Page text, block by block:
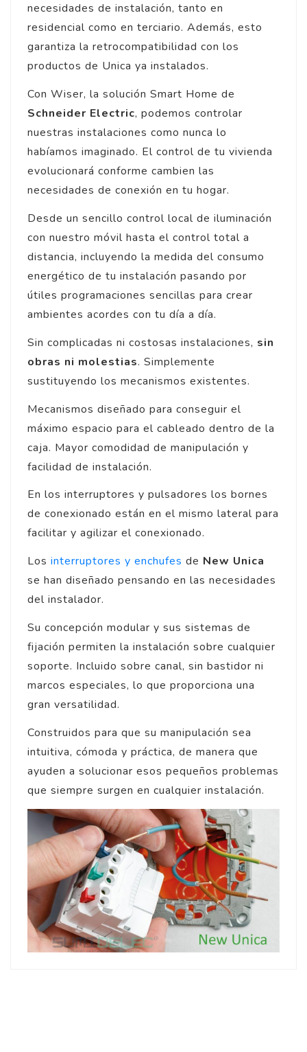
necesidades de instalación, tanto en
residencial como en terciario. Además, esto
garantiza la retrocompatibilidad con los
productos de Unica ya instalados.
Con Wiser, la solución Smart Home de
Schneider Electric, podemos controlar
nuestras instalaciones como nunca lo
habíamos imaginado. El control de tu vivienda
evolucionará conforme cambien las
necesidades de conexión en tu hogar.
Desde un sencillo control local de iluminación
con nuestro móvil hasta el control total a
distancia, incluyendo la medida del consumo
energético de tu instalación pasando por
útiles programaciones sencillas para crear
ambientes acordes con tu día a día.
Sin complicadas ni costosas instalaciones, sin
obras ni molestias. Simplemente
sustituyendo los mecanismos existentes.
Mecanismos diseñado para conseguir el
máximo espacio para el cableado dentro de la
caja. Mayor comodidad de manipulación y
facilidad de instalación.
En los interruptores y pulsadores los bornes
de conexionado están en el mismo lateral para
facilitar y agilizar el conexionado.
Los interruptores y enchufes de New Unica
se han diseñado pensando en las necesidades
del instalador.
Su concepción modular y sus sistemas de
fijación permiten la instalación sobre cualquier
soporte. Incluido sobre canal, sin bastidor ni
marcos especiales, lo que proporciona una
gran versatilidad.
Construidos para que su manipulación sea
intuitiva, cómoda y práctica, de manera que
ayuden a solucionar esos pequeños problemas
que siempre surgen en cualquier instalación.